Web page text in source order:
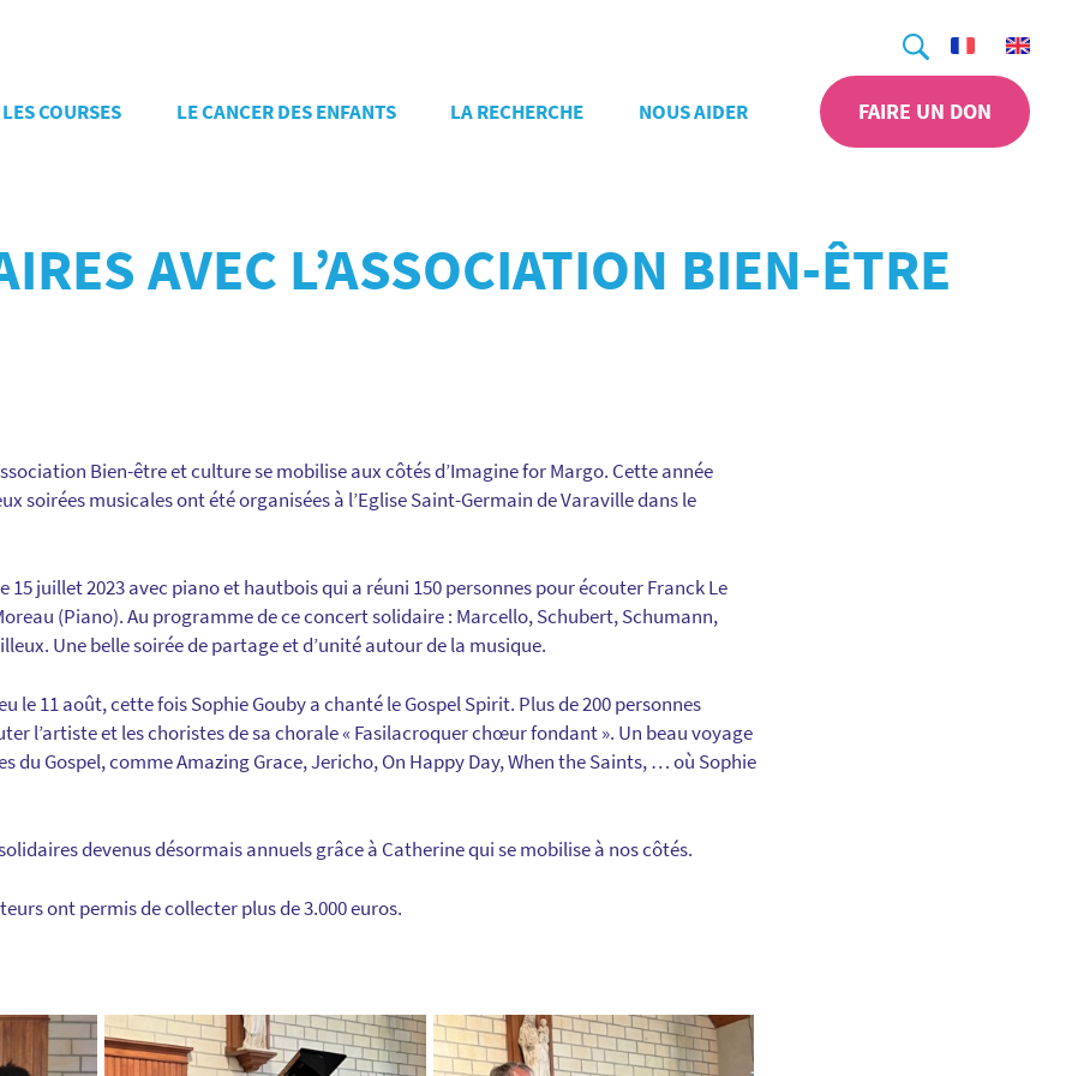
Recherche
LES COURSES LE CANCER DES ENFANTS LA RECHERCHE NOUS AIDER FAIRE UN DON
AVEC L’ASSOCIATION BIEN-ÊTRE
Bien-être et culture se mobilise aux côtés d’Imagine for Margo. Cette année
soirées musicales ont été organisées à l’Eglise Saint-Germain de Varaville dans le
15 juillet 2023 avec piano et hautbois qui a réuni 150 personnes pour écouter Franck Le
(Piano). Au programme de ce concert solidaire : Marcello, Schubert, Schumann,
Une belle soirée de partage et d’unité autour de la musique.
le 11 août, cette fois Sophie Gouby a chanté le Gospel Spirit. Plus de 200 personnes
l’artiste et les choristes de sa chorale « Fasilacroquer chœur fondant ». Un beau voyage
du Gospel, comme Amazing Grace, Jericho, On Happy Day, When the Saints, … où Sophie
devenus désormais annuels grâce à Catherine qui se mobilise à nos côtés.
ont permis de collecter plus de 3.000 euros.